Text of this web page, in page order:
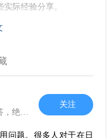
文化上的碰撞。在
识来自世界各地的朋
独感。 总而言之，日本
能为你的留学之路提供
顺利与丰富。无论遇到
则显得尤为重要。
让留学生活更加顺利，
际经验分享。
过打工基本能够承担日
到合适的兼职，一定要
，绝不忽悠
关注
问题。很多人对于在日